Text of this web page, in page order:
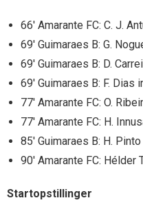
66′ Amarante FC: C. J.
69′ Guimaraes B: G.
69′ Guimaraes B: D.
69′ Guimaraes B: F. Dias
77′ Amarante FC: O.
77′ Amarante FC: H.
85′ Guimaraes B: H.
90′ Amarante FC: Hélder
Startopstillinger